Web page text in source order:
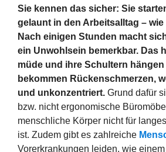
Sie kennen das sicher: Sie
gelaunt in den Arbeitsalltag –
Nach einigen Stunden macht
ein Unwohlsein bemerkbar. Das
müde und ihre Schultern
bekommen Rückenschmerzen,
und unkonzentriert. Grund dafür
bzw. nicht ergonomische
menschliche Körper nicht für
ist. Zudem gibt es zahlreiche
Vorerkrankungen leiden, wie